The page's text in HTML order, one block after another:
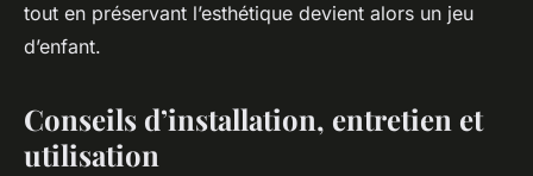
tout en préservant l’esthétique devient alors un jeu
d’enfant.
Conseils d’installation, entretien et
utilisation